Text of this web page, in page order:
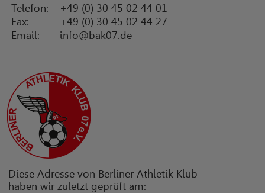
Telefon:
+49 (0) 30 45 02 44 01
Fax:
+49 (0) 30 45 02 44 27
Email:
info@bak07.de
Diese Adresse von Berliner Athletik Klub
haben wir zuletzt geprüft am: